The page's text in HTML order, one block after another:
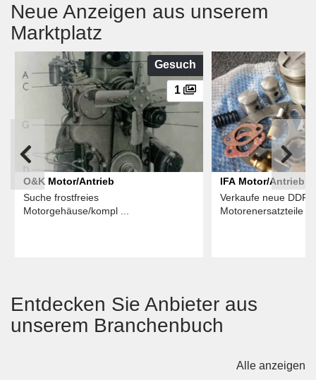
Neue Anzeigen aus unserem
Marktplatz
Gesuch
1
O&K Motor/Antrieb
Suche frostfreies
Motorgehäuse/kompl ...
IFA Motor/Antrieb
Verkaufe neue DDR-
Motorenersatzteile ...
Entdecken Sie Anbieter aus
unserem Branchenbuch
Alle anzeigen